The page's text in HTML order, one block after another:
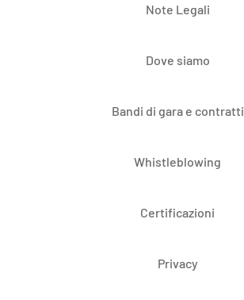
Note Legali
Dove siamo
Bandi di gara e contratti
Whistleblowing
Certificazioni
Privacy